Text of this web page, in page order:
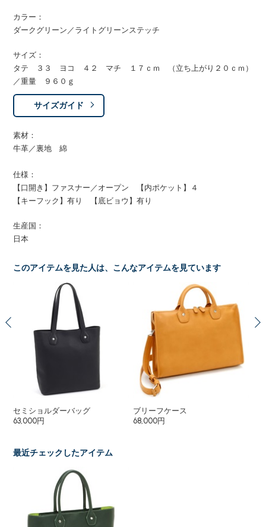
カラー：
ダークグリーン／ライトグリーンステッチ
サイズ：
タテ ３３ ヨコ ４２ マチ １７ｃｍ （立ち上がり２０ｃｍ）
／重量 ９６０ｇ
サイズガイド
素材：
牛革／裏地 綿
仕様：
【口開き】ファスナー／オープン 【内ポケット】４
【キーフック】有り 【底ビョウ】有り
生産国：
日本
このアイテムを見た人は、こんなアイテムを見ています
セミショルダーバッグ
63,000円
ブリーフケース
68,000円
最近チェックしたアイテム